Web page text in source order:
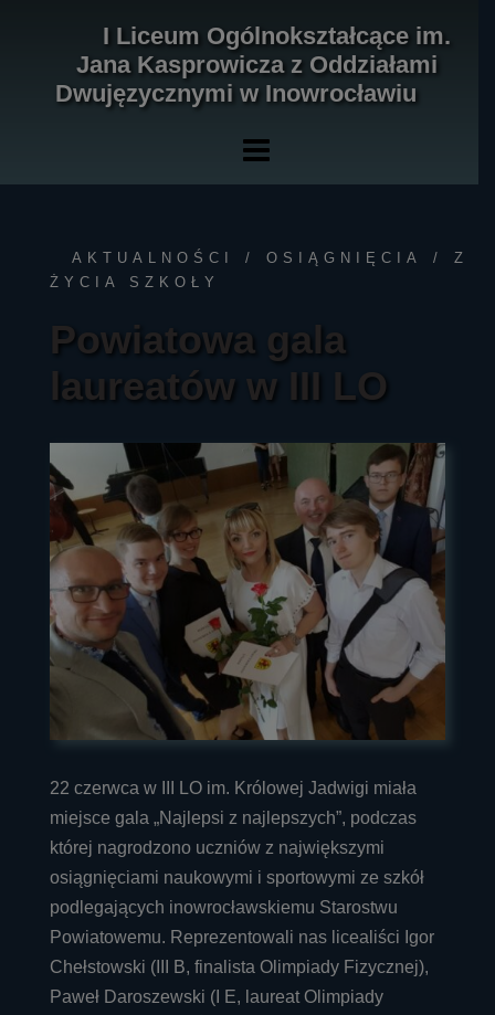
I Liceum Ogólnokształcące im.
Jana Kasprowicza z Oddziałami
Dwujęzycznymi w Inowrocławiu
AKTUALNOŚCI OSIĄGNIĘCIA
Z
ŻYCIA SZKOŁY
Powiatowa gala
laureatów w III LO
22 czerwca w III LO im. Królowej Jadwigi miała
miejsce gala „Najlepsi z najlepszych”, podczas
której nagrodzono uczniów z największymi
osiągnięciami naukowymi i sportowymi ze szkół
podlegających inowrocławskiemu Starostwu
Powiatowemu. Reprezentowali nas licealiści Igor
Chełstowski (III B, finalista Olimpiady Fizycznej),
Paweł Daroszewski (I E, laureat Olimpiady